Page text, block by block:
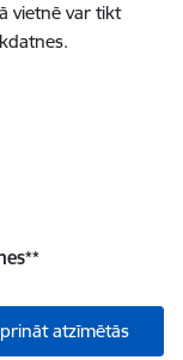
vietnē var tikt
**
atzīmētās